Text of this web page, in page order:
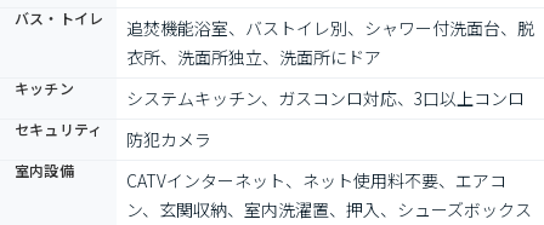
バス・トイレ
追焚機能浴室、バストイレ別、シャワー付洗面台、脱
衣所、洗面所独立、洗面所にドア
キッチン システムキッチン、ガスコンロ対応、3口以上コンロ
セキュリティ 防犯カメラ
室内設備
CATVインターネット、ネット使用料不要、エアコ
ン、玄関収納、室内洗濯置、押入、シューズボックス